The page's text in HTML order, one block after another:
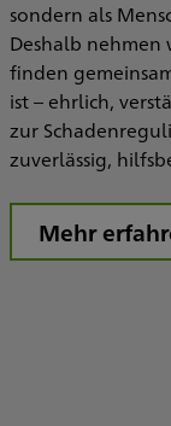
sondern als
Deshalb
finden
ist – ehrlich,
zur
zuverlässig,
Mehr